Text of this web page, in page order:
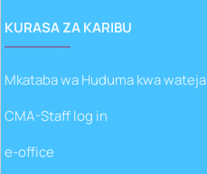
KURASA ZA KARIBU
Mkataba wa Huduma kwa wateja
CMA-Staff log in
e-office